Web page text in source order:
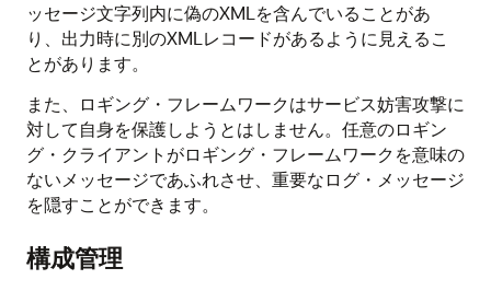
ッセージ文字列内に偽のXMLを含んでいることがあ
り、出力時に別のXMLレコードがあるように見えるこ
とがあります。
また、ロギング・フレームワークはサービス妨害攻撃に
対して自身を保護しようとはしません。任意のロギン
グ・クライアントがロギング・フレームワークを意味の
ないメッセージであふれさせ、重要なログ・メッセージ
を隠すことができます。
構成管理